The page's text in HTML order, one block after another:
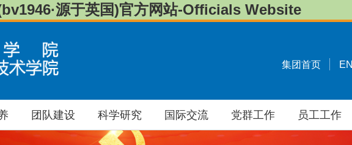
源于英国)官方网站-Officials Website
集团首页 EN
团队建设 科学研究 国际交流 党群工作 员工工作